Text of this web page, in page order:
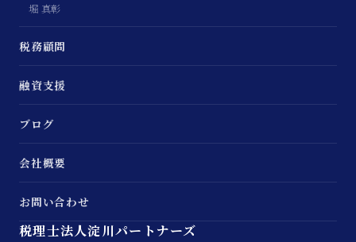
堀 真彰
税務顧問
融資支援
ブログ
会社概要
お問い合わせ
税理士法人淀川パートナーズ